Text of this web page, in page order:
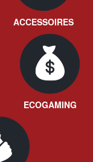
ACCESSOIRES
ECOGAMING